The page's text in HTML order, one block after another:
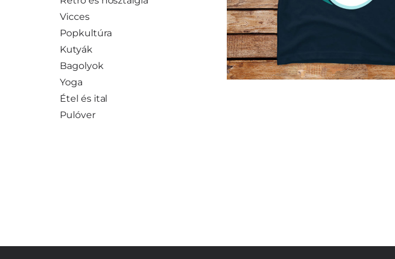
Vicces
Popkultúra
Kutyák
Bagolyok
Yoga
Étel és ital
Pulóver